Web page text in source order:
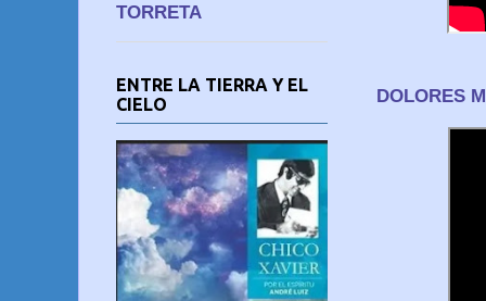
DOLORES
TORRETA
ENTRE LA TIERRA Y EL
CIELO